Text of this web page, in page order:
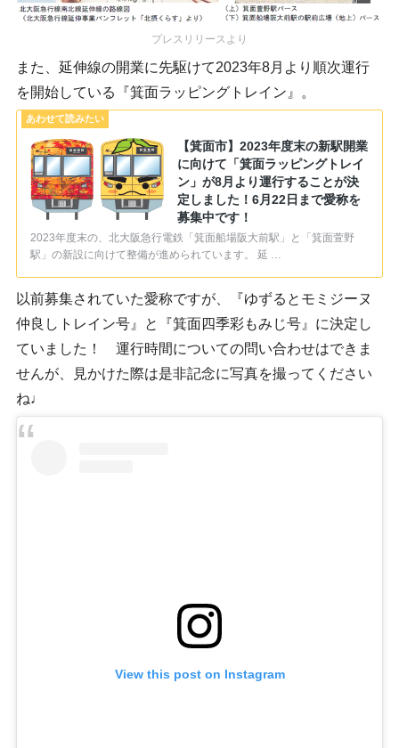
プレスリリースより
また、延伸線の開業に先駆けて2023年8月より順次運行
を開始している『箕面ラッピングトレイン』。
【箕面市】2023年度末の新駅開業
に向けて「箕面ラッピングトレイ
ン」が8月より運行することが決
定しました！6月22日まで愛称を
募集中です！
2023年度末の、北大阪急行電鉄「箕面船場阪大前駅」と「箕面萱野
駅」の新設に向けて整備が進められています。 延 …
以前募集されていた愛称ですが、『ゆずるとモミジーヌ
仲良しトレイン号』と『箕面四季彩もみじ号』に決定し
ていました！ 運行時間についての問い合わせはできま
せんが、見かけた際は是非記念に写真を撮ってください
ね♩
View this post on Instagram